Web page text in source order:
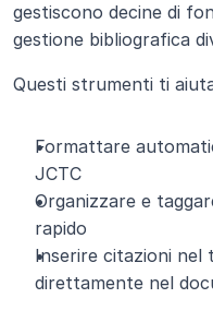
gestiscono decine di
gestione bibliografica
Questi strumenti ti
Formattare
JCTC
Organizzare e
rapido
Inserire citazioni nel
direttamente nel